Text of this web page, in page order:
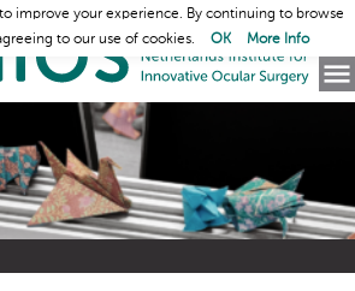
to improve your experience. By continuing to browse
to our use of cookies.
OK More Info